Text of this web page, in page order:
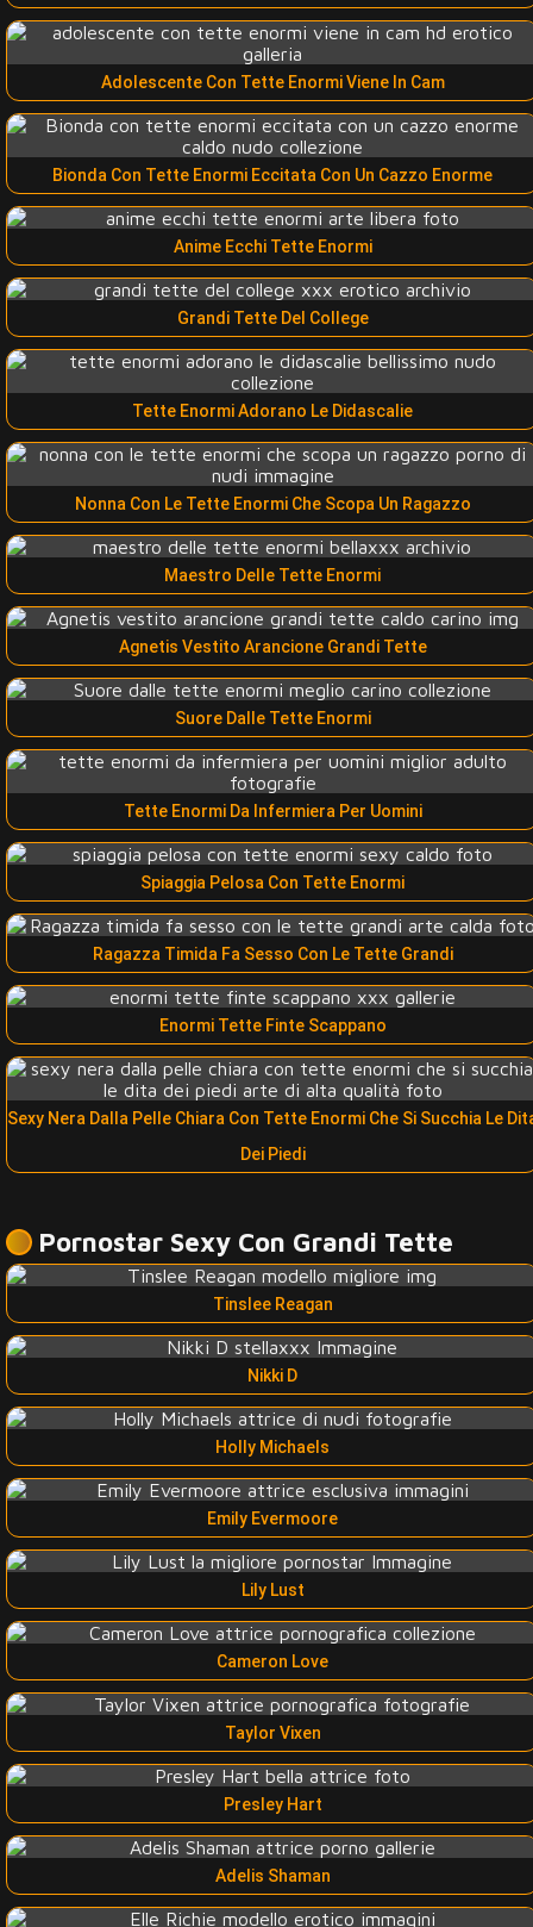
Adolescente Con Tette Enormi Viene In Cam
Bionda Con Tette Enormi Eccitata Con Un Cazzo Enorme
Anime Ecchi Tette Enormi
Grandi Tette Del College
Tette Enormi Adorano Le Didascalie
Nonna Con Le Tette Enormi Che Scopa Un Ragazzo
Maestro Delle Tette Enormi
Agnetis Vestito Arancione Grandi Tette
Suore Dalle Tette Enormi
Tette Enormi Da Infermiera Per Uomini
Spiaggia Pelosa Con Tette Enormi
Ragazza Timida Fa Sesso Con Le Tette Grandi
Enormi Tette Finte Scappano
Sexy Nera Dalla Pelle Chiara Con Tette Enormi Che Si Succhia Le
Dei Piedi
Pornostar Sexy Con Grandi Tette
Tinslee Reagan
Nikki D
Holly Michaels
Emily Evermoore
Lily Lust
Cameron Love
Taylor Vixen
Presley Hart
Adelis Shaman